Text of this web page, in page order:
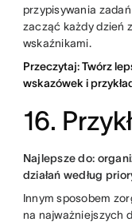
przypisywania
zacząć każdy dzień
wskaźnikami.
Przeczytaj: Twórz
wskazówek i
16.
Najlepsze do:
działań według
Innym sposobem
na najważniejszych